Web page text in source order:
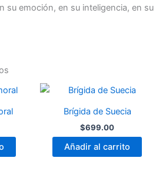
su emoción, en su inteligencia, en su
Brígida de Suecia
$699.00
Añadir al carrito